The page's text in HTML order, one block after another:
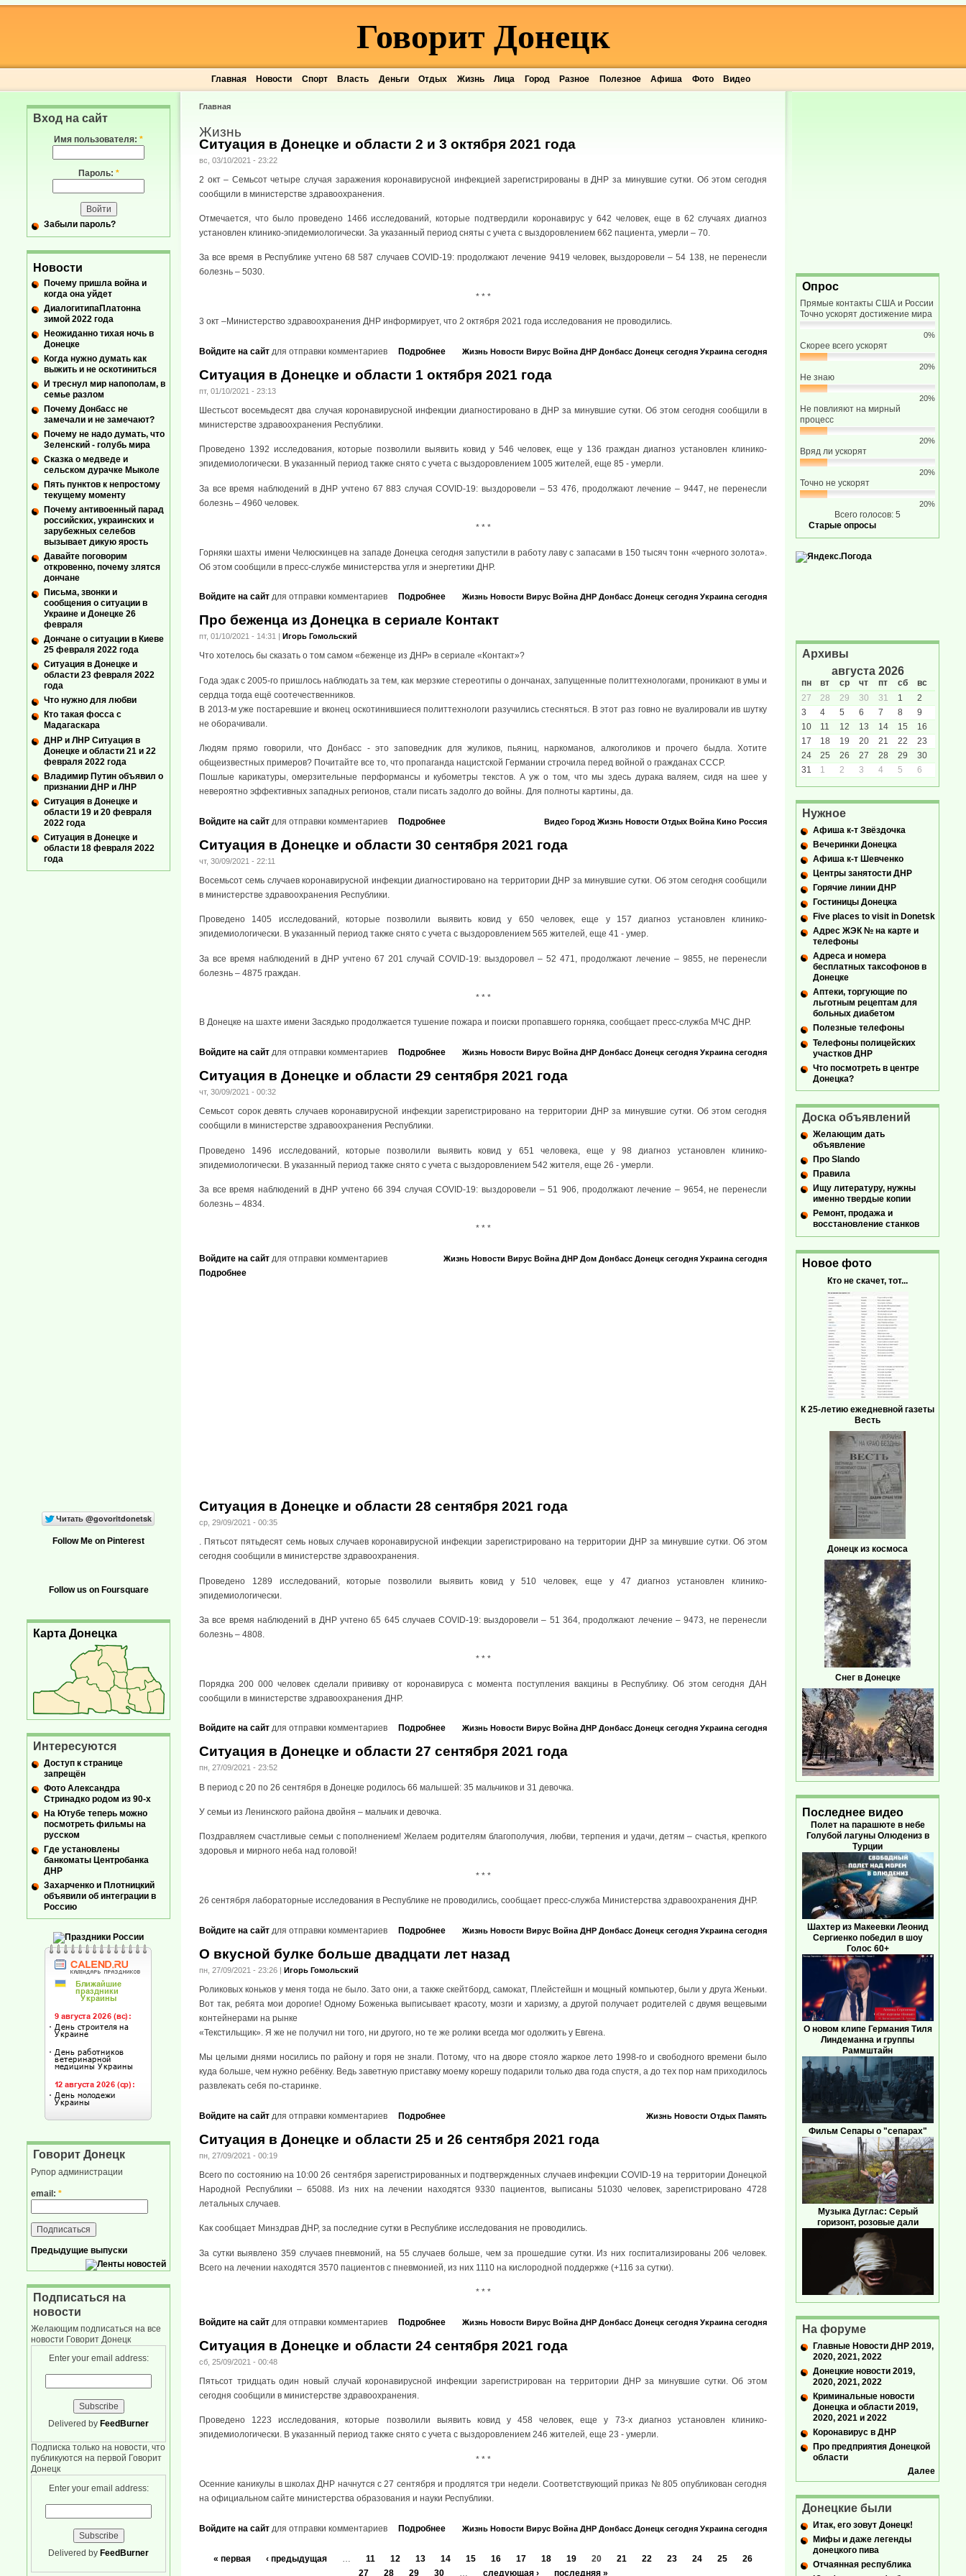
Главная Новости Спорт Власть Деньги Отдых Жизнь Лица Город Разное Полезное Афиша Фото Видео
Говорит Донецк
Главная
Жизнь
Ситуация в Донецке и области 2 и 3 октября 2021 года
вс, 03/10/2021 - 23:22
2 окт – Семьсот четыре случая заражения коронавирусной инфекцией зарегистрированы в ДНР за минувшие сутки. Об этом сегодня
сообщили в министерстве здравоохранения.
Отмечается, что было проведено 1466 исследований, которые подтвердили коронавирус у 642 человек, еще в 62 случаях диагноз
установлен клинико-эпидемиологически. За указанный период сняты с учета с выздоровлением 662 пациента, умерли – 70.
За все время в Республике учтено 68 587 случаев COVID-19: продолжают лечение 9419 человек, выздоровели – 54 138, не перенесли
болезнь – 5030.
* * *
3 окт –Министерство здравоохранения ДНР информирует, что 2 октября 2021 года исследования не проводились.
Жизнь Новости Вирус Война ДНР Донбасс Донецк сегодня Украина сегодня
Войдите на сайт для отправки комментариев Подробнее
Ситуация в Донецке и области 1 октября 2021 года
пт, 01/10/2021 - 23:13
Шестьсот восемьдесят два случая коронавирусной инфекции диагностировано в ДНР за минувшие сутки. Об этом сегодня сообщили в
министерстве здравоохранения Республики.
Проведено 1392 исследования, которые позволили выявить ковид у 546 человек, еще у 136 граждан диагноз установлен клинико-
эпидемиологически. В указанный период также снято с учета с выздоровлением 1005 жителей, еще 85 - умерли.
За все время наблюдений в ДНР учтено 67 883 случая COVID-19: выздоровели – 53 476, продолжают лечение – 9447, не перенесли
болезнь – 4960 человек.
* * *
Горняки шахты имени Челюскинцев на западе Донецка сегодня запустили в работу лаву с запасами в 150 тысяч тонн «черного золота».
Об этом сообщили в пресс-службе министерства угля и энергетики ДНР.
Жизнь Новости Вирус Война ДНР Донбасс Донецк сегодня Украина сегодня
Войдите на сайт для отправки комментариев Подробнее
Про беженца из Донецка в сериале Контакт
пт, 01/10/2021 - 14:31 | Игорь Гомольский
Что хотелось бы сказать о том самом «беженце из ДНР» в сериале «Контакт»?
Года эдак с 2005-го пришлось наблюдать за тем, как мерзкие стереотипы о дончанах, запущенные политтехнологами, проникают в умы и
сердца тогда ещё соотечественников.
В 2013-м уже постаревшие и вконец оскотинившиеся политтехнологи разучились стесняться. В этот раз говно не вуалировали ив шутку
не оборачивали.
Людям прямо говорили, что Донбасс - это заповедник для жуликов, пьяниц, наркоманов, алкоголиков и прочего быдла. Хотите
общеизвестных примеров? Почитайте все то, что пропаганда нацистской Германии строчила перед войной о гражданах СССР.
Пошлые карикатуры, омерзительные перформансы и кубометры текстов. А уж о том, что мы здесь дурака валяем, сидя на шее у
невероятно эффективных западных регионов, стали писать задолго до войны. Для полноты картины, да.
Видео Город Жизнь Новости Отдых Война Кино Россия
Войдите на сайт для отправки комментариев Подробнее
Ситуация в Донецке и области 30 сентября 2021 года
чт, 30/09/2021 - 22:11
Восемьсот семь случаев коронавирусной инфекции диагностировано на территории ДНР за минувшие сутки. Об этом сегодня сообщили
в министерстве здравоохранения Республики.
Проведено 1405 исследований, которые позволили выявить ковид у 650 человек, еще у 157 диагноз установлен клинико-
эпидемиологически. В указанный период также снято с учета с выздоровлением 565 жителей, еще 41 - умер.
За все время наблюдений в ДНР учтено 67 201 случай COVID-19: выздоровел – 52 471, продолжают лечение – 9855, не перенесли
болезнь – 4875 граждан.
* * *
В Донецке на шахте имени Засядько продолжается тушение пожара и поиски пропавшего горняка, сообщает пресс-служба МЧС ДНР.
Жизнь Новости Вирус Война ДНР Донбасс Донецк сегодня Украина сегодня
Войдите на сайт для отправки комментариев Подробнее
Ситуация в Донецке и области 29 сентября 2021 года
чт, 30/09/2021 - 00:32
Семьсот сорок девять случаев коронавирусной инфекции зарегистрировано на территории ДНР за минувшие сутки. Об этом сегодня
сообщили в министерстве здравоохранения Республики.
Проведено 1496 исследований, которые позволили выявить ковид у 651 человека, еще у 98 диагноз установлен клинико-
эпидемиологически. В указанный период также снято с учета с выздоровлением 542 жителя, еще 26 - умерли.
За все время наблюдений в ДНР учтено 66 394 случая COVID-19: выздоровели – 51 906, продолжают лечение – 9654, не перенесли
болезнь – 4834.
* * *
Жизнь Новости Вирус Война ДНР Дом Донбасс Донецк сегодня Украина сегодня
Войдите на сайт для отправки комментариев
Подробнее
Ситуация в Донецке и области 28 сентября 2021 года
ср, 29/09/2021 - 00:35
. Пятьсот пятьдесят семь новых случаев коронавирусной инфекции зарегистрировано на территории ДНР за минувшие сутки. Об этом
сегодня сообщили в министерстве здравоохранения.
Проведено 1289 исследований, которые позволили выявить ковид у 510 человек, еще у 47 диагноз установлен клинико-
эпидемиологически.
За все время наблюдений в ДНР учтено 65 645 случаев COVID-19: выздоровели – 51 364, продолжают лечение – 9473, не перенесли
болезнь – 4808.
* * *
Порядка 200 000 человек сделали прививку от коронавируса с момента поступления вакцины в Республику. Об этом сегодня ДАН
сообщили в министерстве здравоохранения ДНР.
Жизнь Новости Вирус Война ДНР Донбасс Донецк сегодня Украина сегодня
Войдите на сайт для отправки комментариев Подробнее
Ситуация в Донецке и области 27 сентября 2021 года
пн, 27/09/2021 - 23:52
В период с 20 по 26 сентября в Донецке родилось 66 малышей: 35 мальчиков и 31 девочка.
У семьи из Ленинского района двойня – мальчик и девочка.
Поздравляем счастливые семьи с пополнением! Желаем родителям благополучия, любви, терпения и удачи, детям – счастья, крепкого
здоровья и мирного неба над головой!
* * *
26 сентября лабораторные исследования в Республике не проводились, сообщает пресс-служба Министерства здравоохранения ДНР.
Жизнь Новости Вирус Война ДНР Донбасс Донецк сегодня Украина сегодня
Войдите на сайт для отправки комментариев Подробнее
О вкусной булке больше двадцати лет назад
пн, 27/09/2021 - 23:26 | Игорь Гомольский
Роликовых коньков у меня тогда не было. Зато они, а также скейтборд, самокат, Плейстейшн и мощный компьютер, были у друга Женьки.
Вот так, ребята мои дорогие! Одному Боженька выписывает красоту, мозги и харизму, а другой получает родителей с двумя вещевыми
контейнерами на рынке
«Текстильщик». Я же не получил ни того, ни другого, но те же ролики всегда мог одолжить у Евгена.
Мы целыми днями носились по району и горя не знали. Потому, что на дворе стояло жаркое лето 1998-го и свободного времени было
куда больше, чем нужно ребёнку. Ведь заветную приставку моему корешу подарили только два года спустя, а до тех пор нам приходилось
развлекать себя по-старинке.
Жизнь Новости Отдых Память
Войдите на сайт для отправки комментариев Подробнее
Ситуация в Донецке и области 25 и 26 сентября 2021 года
пн, 27/09/2021 - 00:19
Всего по состоянию на 10:00 26 сентября зарегистрированных и подтвержденных случаев инфекции COVID-19 на территории Донецкой
Народной Республики – 65088. Из них на лечении находятся 9330 пациентов, выписаны 51030 человек, зарегистрировано 4728
летальных случаев.
Как сообщает Минздрав ДНР, за последние сутки в Республике исследования не проводились.
За сутки выявлено 359 случаев пневмоний, на 55 случаев больше, чем за прошедшие сутки. Из них госпитализированы 206 человек.
Всего на лечении находятся 3570 пациентов с пневмонией, из них 1110 на кислородной поддержке (+116 за сутки).
* * *
Жизнь Новости Вирус Война ДНР Донбасс Донецк сегодня Украина сегодня
Войдите на сайт для отправки комментариев Подробнее
Ситуация в Донецке и области 24 сентября 2021 года
сб, 25/09/2021 - 00:48
Пятьсот тридцать один новый случай коронавирусной инфекции зарегистрирован на территории ДНР за минувшие сутки. Об этом
сегодня сообщили в министерстве здравоохранения.
Проведено 1223 исследования, которые позволили выявить ковид у 458 человек, еще у 73-х диагноз установлен клинико-
эпидемиологически. В указанный период также снято с учета с выздоровлением 246 жителей, еще 23 - умерли.
* * *
Осенние каникулы в школах ДНР начнутся с 27 сентября и продлятся три недели. Соответствующий приказ № 805 опубликован сегодня
на официальном сайте министерства образования и науки Республики.
Жизнь Новости Вирус Война ДНР Донбасс Донецк сегодня Украина сегодня
Войдите на сайт для отправки комментариев Подробнее
« первая ‹ предыдущая … 11 12 13 14 15 16 17 18 19 20 21 22 23 24 25
26
27
28 29 30 … следующая › последняя »
Вход на сайт
Имя пользователя: *
Пароль: *
Забыли пароль?
Новости
Почему пришла война и
когда она уйдет
ДиалогитипаПлатонна
зимой 2022 года
Неожиданно тихая ночь в
Донецке
Когда нужно думать как
выжить и не оскотиниться
И треснул мир напополам, в
семье разлом
Почему Донбасс не
замечали и не замечают?
Почему не надо думать, что
Зеленский - голубь мира
Сказка о медведе и
сельском дурачке Мыколе
Пять пунктов к непростому
текущему моменту
Почему антивоенный парад
российских, украинских и
зарубежных селебов
вызывает дикую ярость
Давайте поговорим
откровенно, почему злятся
дончане
Письма, звонки и
сообщения о ситуации в
Украине и Донецке 26
февраля
Дончане о ситуации в Киеве
25 февраля 2022 года
Ситуация в Донецке и
области 23 февраля 2022
года
Что нужно для любви
Кто такая фосса с
Мадагаскара
ДНР и ЛНР Ситуация в
Донецке и области 21 и 22
февраля 2022 года
Владимир Путин объявил о
признании ДНР и ЛНР
Ситуация в Донецке и
области 19 и 20 февраля
2022 года
Ситуация в Донецке и
области 18 февраля 2022
года
Follow Me on Pinterest
Follow us on Foursquare
Карта Донецка
Интересуются
Доступ к странице
запрещён
Фото Александра
Стринадко родом из 90-х
На Ютубе теперь можно
посмотреть фильмы на
русском
Где установлены
банкоматы Центробанка
ДНР
Захарченко и Плотницкий
объявили об интеграции в
Россию
Говорит Донецк
Рупор администрации
email: *
Предыдущие выпуски
Подписаться на
новости
Желающим подписаться на все
новости Говорит Донецк
Enter your email address:
Delivered by FeedBurner
Подписка только на новости, что
публикуются на первой Говорит
Донецк
Enter your email address:
Delivered by FeedBurner
Опрос
Прямые контакты США и России
Точно ускорят достижение мира
0%
Скорее всего ускорят
20%
Не знаю
20%
Не повлияют на мирный
процесс
20%
Вряд ли ускорят
20%
Точно не ускорят
20%
Всего голосов: 5
Старые опросы
Архивы
августа 2026
пн вт ср чт пт сб
вс
27
28 29 30 31 1
2
3
4 5 6 7 8
9
10
11 12 13 14 15
16
17
18 19 20 21 22
23
24
25 26 27 28 29
30
31
1 2 3 4 5 6
Нужное
Афиша к-т Звёздочка
Вечеринки Донецка
Афиша к-т Шевченко
Центры занятости ДНР
Горячие линии ДНР
Гостиницы Донецка
Five places to visit in Donetsk
Адрес ЖЭК № на карте и
телефоны
Адреса и номера
бесплатных таксофонов в
Донецке
Аптеки, торгующие по
льготным рецептам для
больных диабетом
Полезные телефоны
Телефоны полицейских
участков ДНР
Что посмотреть в центре
Донецка?
Доска объявлений
Желающим дать
объявление
Про Slando
Правила
Ищу литературу, нужны
именно твердые копии
Ремонт, продажа и
восстановление станков
Новое фото
Кто не скачет, тот...
К 25-летию ежедневной газеты
Весть
Донецк из космоса
Снег в Донецке
Последнее видео
Полет на парашюте в небе
Голубой лагуны Олюдениз в
Турции
Шахтер из Макеевки Леонид
Сергиенко победил в шоу
Голос 60+
О новом клипе Германия Тиля
Линдеманна и группы
Раммштайн
Фильм Сепары о "сепарах"
Музыка Дуглас: Серый
горизонт, розовые дали
На форуме
Главные Новости ДНР 2019,
2020, 2021, 2022
Донецкие новости 2019,
2020, 2021, 2022
Криминальные новости
Донецка и области 2019,
2020, 2021 и 2022
Коронавирус в ДНР
Про предприятия Донецкой
области
Далее
Донецкие были
Итак, его зовут Донецк!
Мифы и даже легенды
донецкого пива
Отчаянная республика